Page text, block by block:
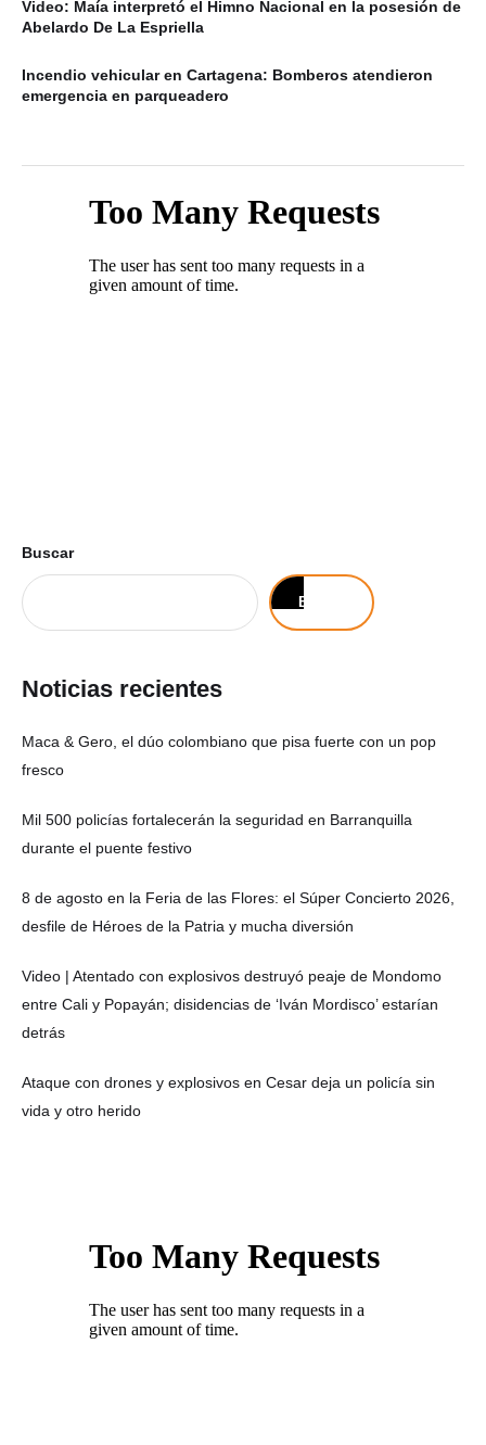
Video: Maía interpretó el Himno Nacional en la posesión de
Abelardo De La Espriella
Incendio vehicular en Cartagena: Bomberos atendieron
emergencia en parqueadero
Buscar
Buscar
Noticias recientes
Maca & Gero, el dúo colombiano que pisa fuerte con un pop
fresco
Mil 500 policías fortalecerán la seguridad en Barranquilla
durante el puente festivo
8 de agosto en la Feria de las Flores: el Súper Concierto 2026,
desfile de Héroes de la Patria y mucha diversión
Video | Atentado con explosivos destruyó peaje de Mondomo
entre Cali y Popayán; disidencias de ‘Iván Mordisco’ estarían
detrás
Ataque con drones y explosivos en Cesar deja un policía sin
vida y otro herido